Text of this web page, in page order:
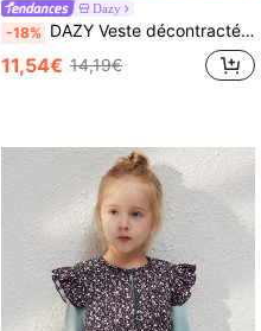
Dazy
-18% DAZY Veste décontractée ample à imprimé léopard pour jeune fille, automne/printemps été
11,54€ 14,19€